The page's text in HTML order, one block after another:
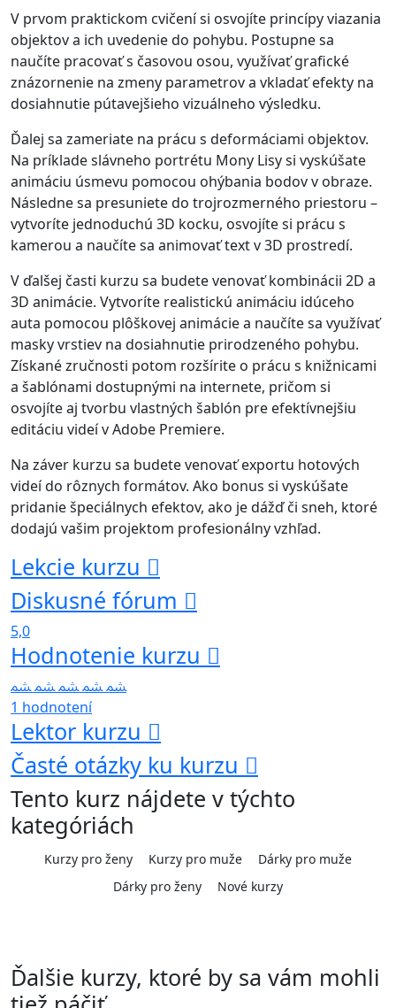
V prvom praktickom cvičení si osvojíte princípy viazania
objektov a ich uvedenie do pohybu. Postupne sa
naučíte pracovať s časovou osou, využívať grafické
znázornenie na zmeny parametrov a vkladať efekty na
dosiahnutie pútavejšieho vizuálneho výsledku.
Ďalej sa zameriate na prácu s deformáciami objektov.
Na príklade slávneho portrétu Mony Lisy si vyskúšate
animáciu úsmevu pomocou ohýbania bodov v obraze.
Následne sa presuniete do trojrozmerného priestoru –
vytvoríte jednoduchú 3D kocku, osvojíte si prácu s
kamerou a naučíte sa animovať text v 3D prostredí.
V ďalšej časti kurzu sa budete venovať kombinácii 2D a
3D animácie. Vytvoríte realistickú animáciu idúceho
auta pomocou plôškovej animácie a naučíte sa využívať
masky vrstiev na dosiahnutie prirodzeného pohybu.
Získané zručnosti potom rozšírite o prácu s knižnicami
a šablónami dostupnými na internete, pričom si
osvojíte aj tvorbu vlastných šablón pre efektívnejšiu
editáciu videí v Adobe Premiere.
Na záver kurzu sa budete venovať exportu hotových
videí do rôznych formátov. Ako bonus si vyskúšate
pridanie špeciálnych efektov, ako je dážď či sneh, ktoré
dodajú vašim projektom profesionálny vzhľad.
Lekcie kurzu
Diskusné fórum
5,0
Hodnotenie kurzu
1 hodnotení
Lektor kurzu
Časté otázky ku kurzu
Tento kurz nájdete v týchto
kategóriách
Kurzy pro ženy Kurzy pro muže
Dárky pro muže
Dárky pro ženy
Nové kurzy
Ďalšie kurzy, ktoré by sa vám mohli